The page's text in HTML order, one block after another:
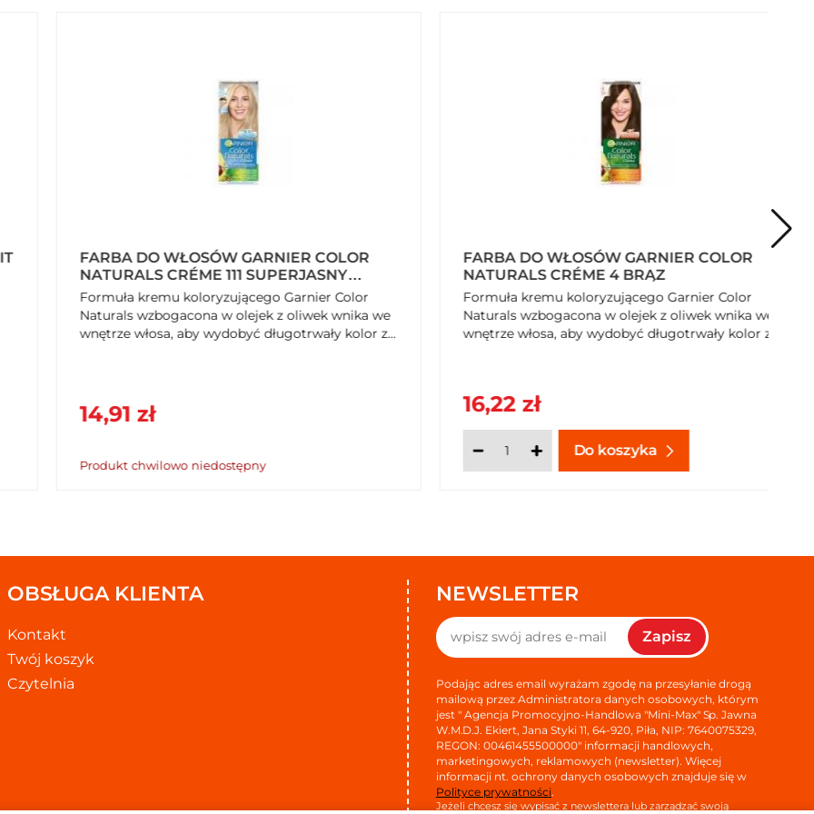
koloryzujący: formuła Garnier Color Naturals odżywia
te oporne. Kolor jest bogaty, głęboki i długotrwały, a
niespływający krem łatwo rozprowadza się na
z Awokado, Oliwek, Shea i Żurawiny. Odżywia i
Włosy wyglądają zdrowo, są jedwabiste i
owocowy zapach. *Test instrumentalny. Rodzaj
FARBA DO WŁOSÓW GARNIER COLOR
NATURALS CRÉME 111 SUPERJASNY
POPIELATY BLOND
Formuła kremu koloryzującego Garnier Color
Naturals wzbogacona w olejek z oliwek wnika we
wnętrze włosa, aby wydobyć długotrwały kolor z...
14,91 zł
Produkt chwilowo niedostępny
FARBA DO WŁOSÓW GARNIER COLOR
NATURALS CRÉME 4 BRĄZ
Formuła kremu koloryzującego Garnier Color
Naturals wzbogacona w olejek z oliwek wnika we
wnętrze włosa, aby wydobyć długotrwały kolor z...
16,22 zł
Do koszyka
OBSŁUGA KLIENTA
Kontakt
Twój koszyk
Czytelnia
NEWSLETTER
Zapisz
Podając adres email wyrażam zgodę na przesyłanie drogą
mailową przez Administratora danych osobowych, którym
jest " Agencja Promocyjno-Handlowa "Mini-Max" Sp. Jawna
W.M.D.J. Ekiert, Jana Styki 11, 64-920, Piła, NIP: 7640075329,
REGON: 00461455500000" informacji handlowych,
marketingowych, reklamowych (newsletter). Więcej
informacji nt. ochrony danych osobowych znajduje się w
Polityce prywatności.
Jeżeli chcesz się wypisać z newslettera lub zarządzać swoją